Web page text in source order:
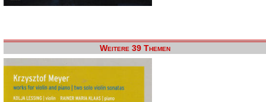
Weitere 39 Themen